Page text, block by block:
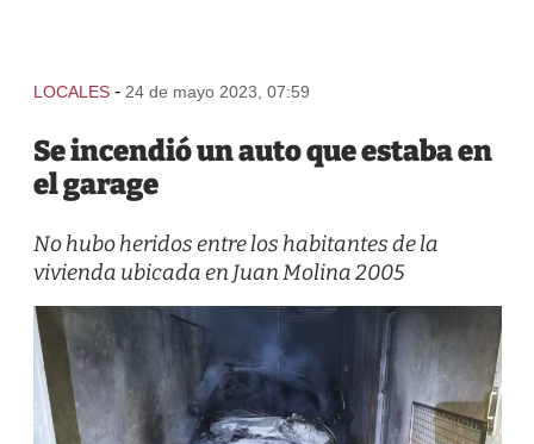
LOCALES - 24 de mayo 2023, 07:59
Se incendió un auto que estaba en
el garage
No hubo heridos entre los habitantes de la
vivienda ubicada en Juan Molina 2005